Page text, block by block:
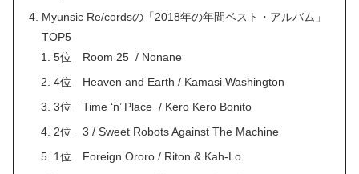
Myunsic Re/cordsの「2018年の年間ベスト・アルバム」
TOP5
5位 Room 25 / Nonane
4位 Heaven and Earth / Kamasi Washington
3位 Time ‘n’ Place / Kero Kero Bonito
2位 3 / Sweet Robots Against The Machine
1位 Foreign Ororo / Riton & Kah-Lo